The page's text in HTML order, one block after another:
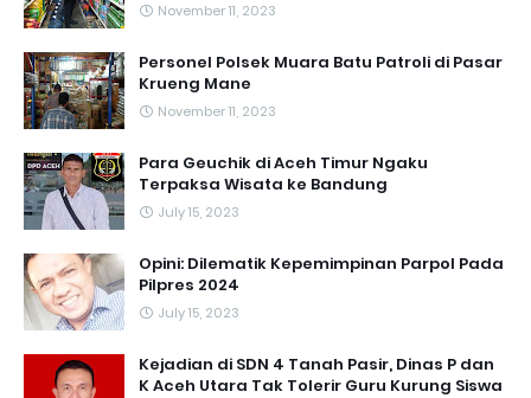
November 11, 2023
Personel Polsek Muara Batu Patroli di Pasar
Krueng Mane
November 11, 2023
Para Geuchik di Aceh Timur Ngaku
Terpaksa Wisata ke Bandung
July 15, 2023
Opini: Dilematik Kepemimpinan Parpol Pada
Pilpres 2024
July 15, 2023
Kejadian di SDN 4 Tanah Pasir, Dinas P dan
K Aceh Utara Tak Tolerir Guru Kurung Siswa